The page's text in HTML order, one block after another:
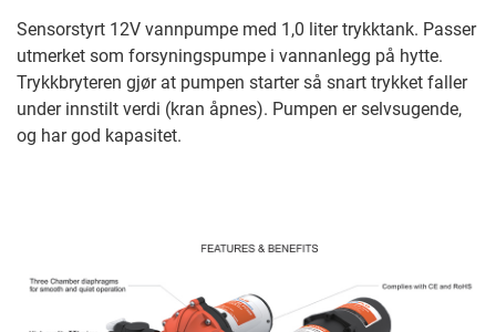
Sensorstyrt 12V vannpumpe med 1,0 liter trykktank. Passer
utmerket som forsyningspumpe i vannanlegg på hytte.
Trykkbryteren gjør at pumpen starter så snart trykket faller
under innstilt verdi (kran åpnes). Pumpen er selvsugende,
og har god kapasitet.